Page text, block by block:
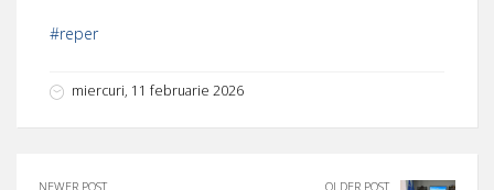
#reper
miercuri, 11 februarie 2026
NEWER POST OLDER POST